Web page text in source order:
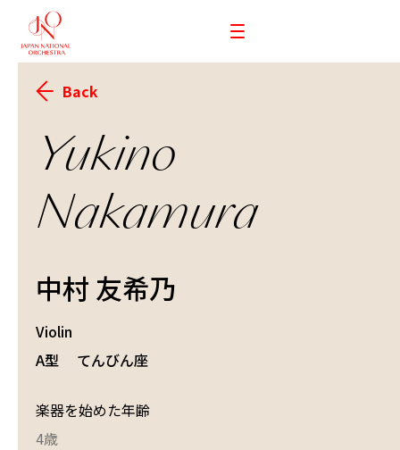
Back
Yukino
Nakamura
中村 友希乃
Violin
A型
てんびん座
楽器を始めた年齢
4歳